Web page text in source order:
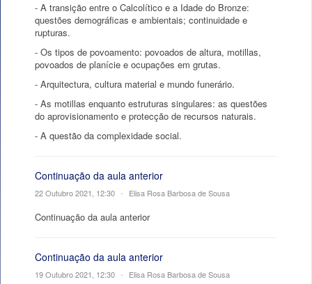
- A transição entre o Calcolítico e a Idade do Bronze:
questões demográficas e ambientais; continuidade e
rupturas.
- Os tipos de povoamento: povoados de altura, motillas,
povoados de planície e ocupações em grutas.
- Arquitectura, cultura material e mundo funerário.
- As motillas enquanto estruturas singulares: as questões
do aprovisionamento e protecção de recursos naturais.
- A questão da complexidade social.
Continuação da aula anterior
22 Outubro 2021, 12:30 • Elisa Rosa Barbosa de Sousa
Continuação da aula anterior
Continuação da aula anterior
19 Outubro 2021, 12:30 • Elisa Rosa Barbosa de Sousa